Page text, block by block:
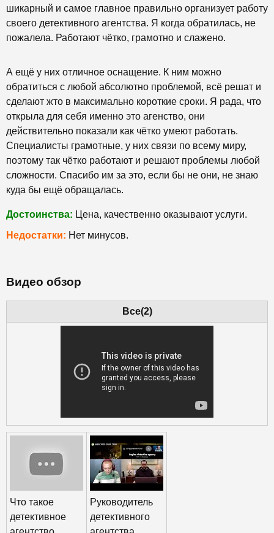
шикарный и самое главное правильно организует работу
своего детективного агентства. Я когда обратилась, не
пожалела. Работают чётко, грамотно и слажено.
А ещё у них отличное оснащение. К ним можно
обратиться с любой абсолютно проблемой, всё решат и
сделают жто в максимально короткие сроки. Я рада, что
открыла для себя именно это агенство, они
действительно показали как чётко умеют работать.
Специалисты грамотные, у них связи по всему миру,
поэтому так чётко работают и решают проблемы любой
сложности. Спасибо им за это, если бы не они, не знаю
куда бы ещё обращалась.
Достоинства: Цена, качественно оказывают услуги.
Недостатки: Нет минусов.
Видео обзор
Все(2)
Что такое
детективное
Руководитель
детективного